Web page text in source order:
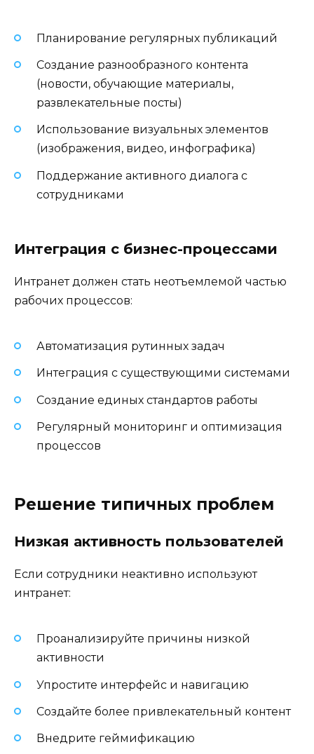
Планирование регулярных публикаций
Создание разнообразного контента
(новости, обучающие материалы,
развлекательные посты)
Использование визуальных элементов
(изображения, видео, инфографика)
Поддержание активного диалога с
сотрудниками
Интеграция с бизнес-процессами
Интранет должен стать неотъемлемой частью
рабочих процессов:
Автоматизация рутинных задач
Интеграция с существующими системами
Создание единых стандартов работы
Регулярный мониторинг и оптимизация
процессов
Решение типичных проблем
Низкая активность пользователей
Если сотрудники неактивно используют
интранет:
Проанализируйте причины низкой
активности
Упростите интерфейс и навигацию
Создайте более привлекательный контент
Внедрите геймификацию